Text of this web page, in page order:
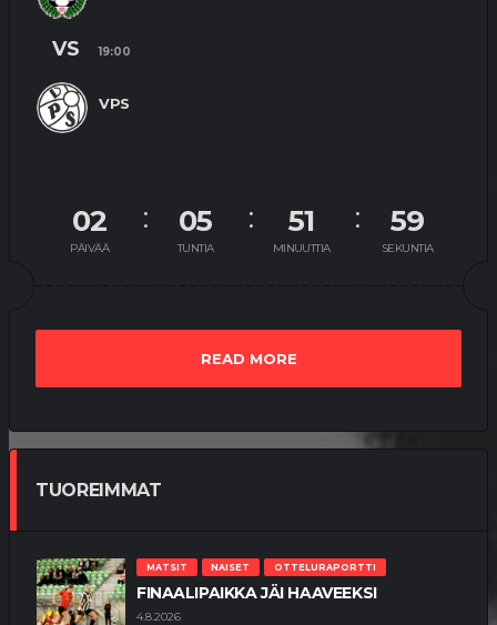
VPS
VS 19:00
02
PÄIVÄÄ
05
TUNTIA
51
MINUUTTIA
58
SEKUNTIA
READ MORE
TUOREIMMAT
MATSIT NAISET OTTELURAPORTTI
FINAALIPAIKKA JÄI HAAVEEKSI
4.8.2026